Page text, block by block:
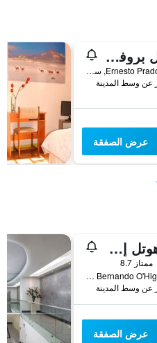
هوستال بروفيدينسيا - هوستل
Ernesto Prado Tagle 85, سانتياغو, شيلي
عرض الصفقة
نوبيل هوتل إستاثيون سنترال
ممتاز 8.7
Avda. Lib Bernando O'Higgins 3559, سانتياغو, شيلي
عرض الصفقة